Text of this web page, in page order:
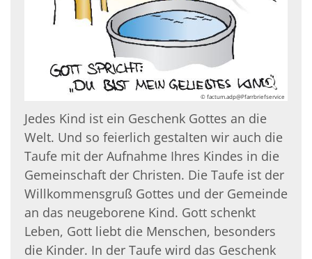
© factum.adp@Pfarrbriefservice
Jedes Kind ist ein Geschenk Gottes an die
Welt. Und so feierlich gestalten wir auch die
Taufe mit der Aufnahme Ihres Kindes in die
Gemeinschaft der Christen. Die Taufe ist der
Willkommensgruß Gottes und der Gemeinde
an das neugeborene Kind. Gott schenkt
Leben, Gott liebt die Menschen, besonders
die Kinder. In der Taufe wird das Geschenk